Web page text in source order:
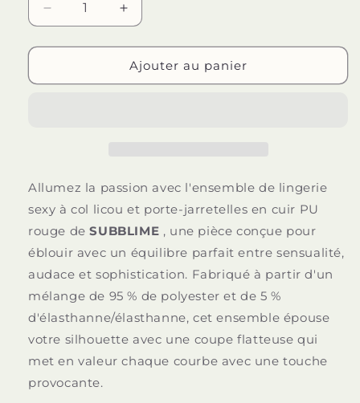
Réduire
la
quantité
SUBBLIME
ET
EN
CUIR
ROUGE
S/M
Augmenter
la
quantité
de
SUBBLIME
ET
EN
CUIR
ROUGE
S/M
Ajouter au panier
Allumez la passion avec l'ensemble de lingerie
sexy à col licou et porte-jarretelles en cuir PU
rouge deSUBBLIME , une pièce conçue pour
éblouir avec un équilibre parfait entre sensualité,
audace et sophistication. Fabriqué à partir d'un
mélange de 95 % de polyester et de 5 %
d'élasthanne/élasthanne, cet ensemble épouse
votre silhouette avec une coupe flatteuse qui
met en valeur chaque courbe avec une touche
provocante.